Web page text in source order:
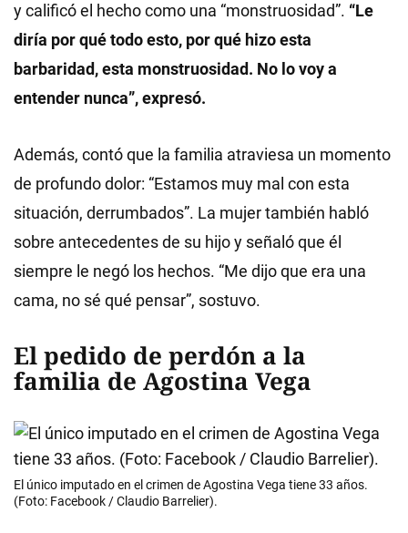
y calificó el hecho como una “monstruosidad”. “Le
diría por qué todo esto, por qué hizo esta
barbaridad, esta monstruosidad. No lo voy a
entender nunca”, expresó.
Además, contó que la familia atraviesa un momento
de profundo dolor: “Estamos muy mal con esta
situación, derrumbados”. La mujer también habló
sobre antecedentes de su hijo y señaló que él
siempre le negó los hechos. “Me dijo que era una
cama, no sé qué pensar”, sostuvo.
El pedido de perdón a la
familia de Agostina Vega
El único imputado en el crimen de Agostina Vega tiene 33 años.
(Foto: Facebook / Claudio Barrelier).